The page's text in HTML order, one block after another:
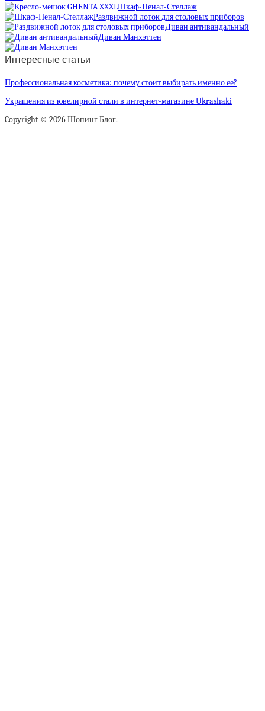
Шкаф-Пенал-Стеллаж
Раздвижной лоток для столовых приборов
Диван антивандальный
Диван Манхэттен
Интересные статьи
Профессиональная косметика: почему стоит выбирать именно ее?
Украшения из ювелирной стали в интернет-магазине Ukrashaki
Copyright © 2026 Шопинг Блог.